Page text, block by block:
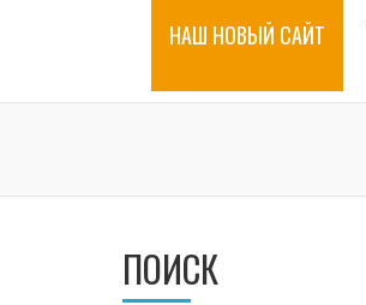
НАШ НОВЫЙ САЙТ
ПОИСК